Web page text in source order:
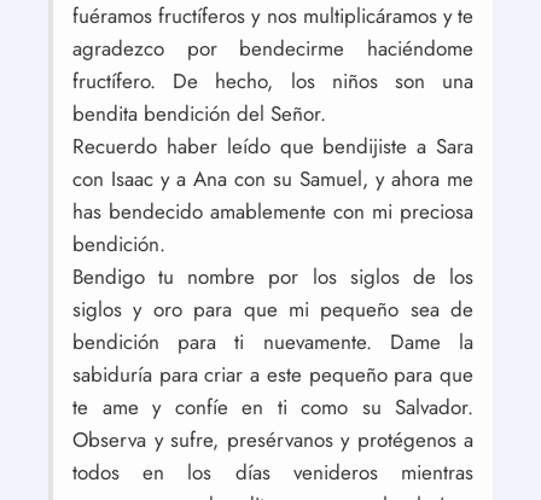
fuéramos fructíferos y nos multiplicáramos y te
agradezco por bendecirme haciéndome
fructífero. De hecho, los niños son una
bendita bendición del Señor.
Recuerdo haber leído que bendijiste a Sara
con Isaac y a Ana con su Samuel, y ahora me
has bendecido amablemente con mi preciosa
bendición.
Bendigo tu nombre por los siglos de los
siglos y oro para que mi pequeño sea de
bendición para ti nuevamente. Dame la
sabiduría para criar a este pequeño para que
te ame y confíe en ti como su Salvador.
Observa y sufre, presérvanos y protégenos a
todos en los días venideros mientras